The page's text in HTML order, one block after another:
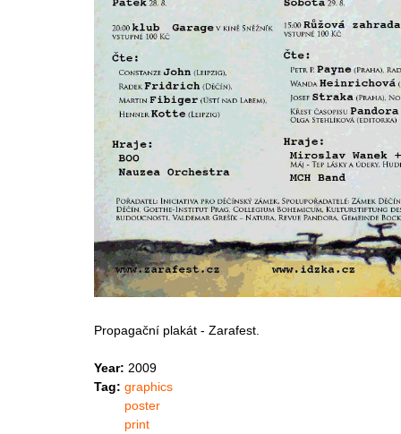
Propagační plakát - Zarafest.
Year: 2009
Tag: graphics
poster
print